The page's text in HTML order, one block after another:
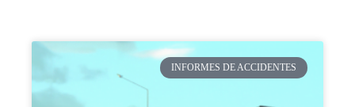
INFORMES DE ACCIDENTES